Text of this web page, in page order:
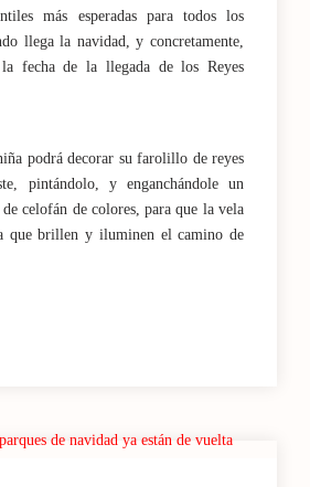
más esperadas para todos los
llega la navidad, y concretamente,
la fecha de la llegada de los Reyes
podrá decorar su farolillo de reyes
pintándolo, y enganchándole un
celofán de colores, para que la vela
que brillen y iluminen el camino de